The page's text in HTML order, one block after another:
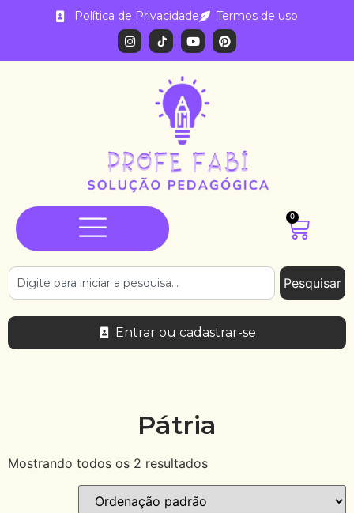
Política de Privacidade Termos de uso
0
Pesquisar
Entrar ou cadastrar-se
Pátria
Mostrando todos os 2 resultados